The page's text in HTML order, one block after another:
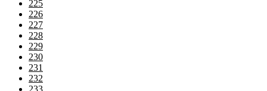
225
226
227
228
229
230
231
232